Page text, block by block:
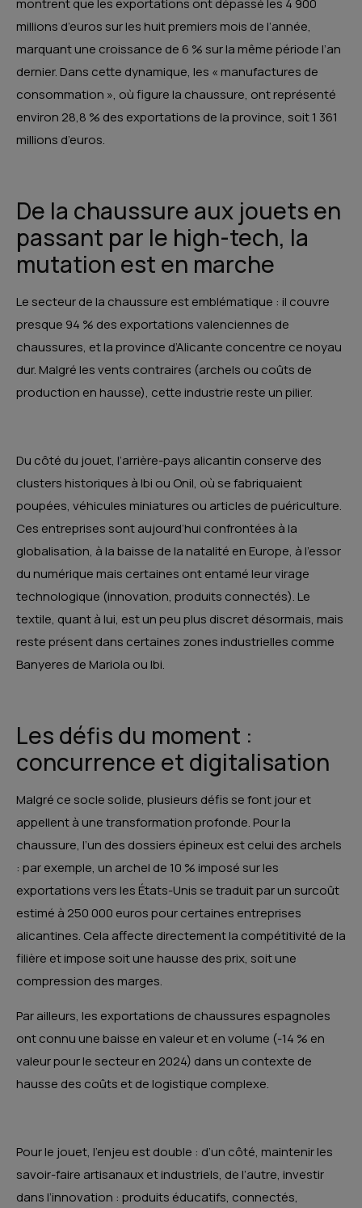
montrent que les exportations ont dépassé les 4 900
millions d’euros sur les huit premiers mois de l’année,
marquant une croissance de 6 % sur la même période l’an
dernier. Dans cette dynamique, les « manufactures de
consommation », où figure la chaussure, ont représenté
environ 28,8 % des exportations de la province, soit 1 361
millions d’euros.
De la chaussure aux jouets en
passant par le high-tech, la
mutation est en marche
Le secteur de la chaussure est emblématique : il couvre
presque 94 % des exportations valenciennes de
chaussures, et la province d’Alicante concentre ce noyau
dur. Malgré les vents contraires (ar­ch­els ou coûts de
production en hausse), cette industrie reste un pilier.
Du côté du jouet, l’arrière-pays alicantin conserve des
clusters historiques à Ibi ou Onil, où se fabriquaient
poupées, véhicules miniatures ou articles de puériculture.
Ces entreprises sont aujourd’hui confrontées à la
globalisation, à la baisse de la natalité en Europe, à l’essor
du numérique mais certaines ont entamé leur virage
technologique (innovation, produits connectés). Le
textile, quant à lui, est un peu plus discret désormais, mais
reste présent dans certaines zones industrielles comme
Banyeres de Mariola ou Ibi.
Les défis du moment :
concurrence et digitalisation
Malgré ce socle solide, plusieurs défis se font jour et
appellent à une transformation profonde. Pour la
chaussure, l’un des dossiers épineux est celui des ar­ch­els
: par exemple, un ar­ch­el de 10 % imposé sur les
exportations vers les États-Unis se traduit par un surcoût
estimé à 250 000 euros pour certaines entreprises
alicantines. Cela affecte directement la compétitivité de la
filière et impose soit une hausse des prix, soit une
compression des marges.
Par ailleurs, les exportations de chaussures espagnoles
ont connu une baisse en valeur et en volume (-14 % en
valeur pour le secteur en 2024) dans un contexte de
hausse des coûts et de logistique complexe.
Pour le jouet, l’enjeu est double : d’un côté, maintenir les
savoir-faire artisanaux et industriels, de l’autre, investir
dans l’innovation : produits éducatifs, connectés,